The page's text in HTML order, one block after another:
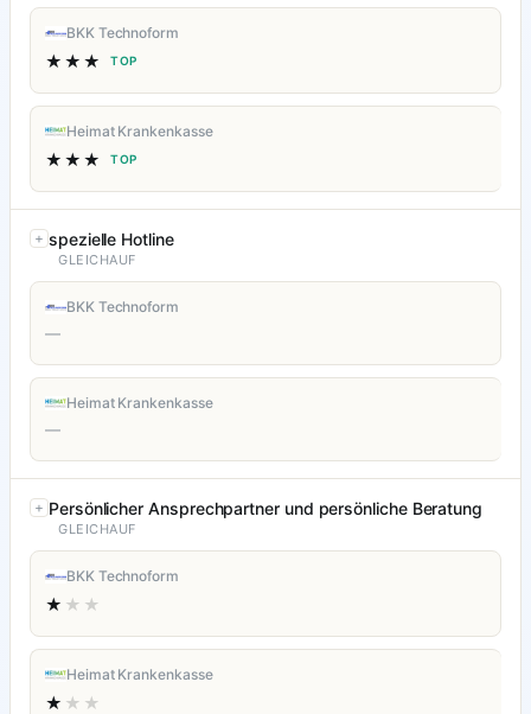
BKK Technoform
★★★ TOP
Heimat Krankenkasse
★★★ TOP
spezielle Hotline
GLEICHAUF
BKK Technoform
—
Heimat Krankenkasse
—
Persönlicher Ansprechpartner und persönliche Beratung
GLEICHAUF
BKK Technoform
★ ★★
Heimat Krankenkasse
★ ★★